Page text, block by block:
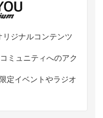
ジナルコンテンツ
ミュニティへのアク
定イベントやラジオ